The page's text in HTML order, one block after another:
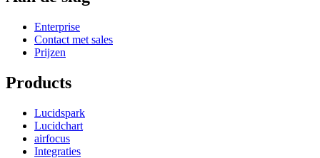
Enterprise
Contact met sales
Prijzen
Products
Lucidspark
Lucidchart
airfocus
Integraties